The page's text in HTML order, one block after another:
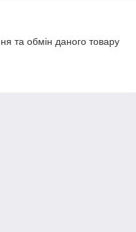
та обмін даного товару